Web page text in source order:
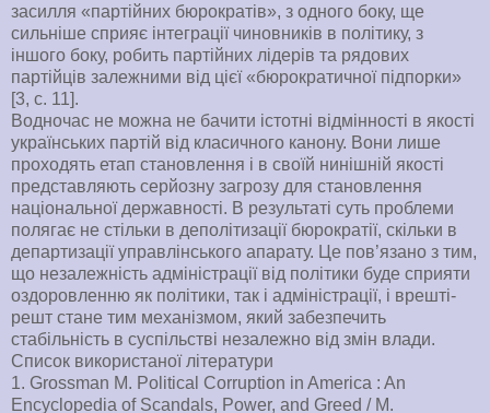
засилля «партійних бюрократів», з одного боку, ще
сильніше сприяє інтеграції чиновників в політику, з
іншого боку, робить партійних лідерів та рядових
партійців залежними від цієї «бюрократичної підпорки»
[3, с. 11].
Водночас не можна не бачити істотні відмінності в якості
українських партій від класичного канону. Вони лише
проходять етап становлення і в своїй нинішній якості
представляють серйозну загрозу для становлення
національної державності. В результаті суть проблеми
полягає не стільки в деполітизації бюрократії, скільки в
департизації управлінського апарату. Це пов’язано з тим,
що незалежність адміністрації від політики буде сприяти
оздоровленню як політики, так і адміністрації, і врешті-
решт стане тим механізмом, який забезпечить
стабільність в суспільстві незалежно від змін влади.
Список використаної літератури
1. Grossman M. Political Corruption in America : An
Encyclopedia of Scandals, Power, and Greed / M.